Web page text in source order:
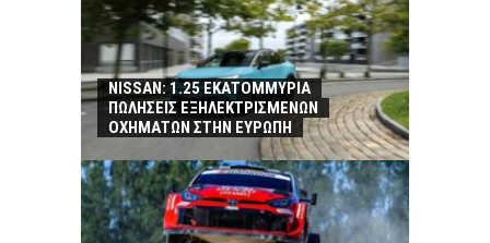
NISSAN: 1.25 ΕΚΑΤΟΜΜΥΡΙΑ
ΠΩΛΗΣΕΙΣ ΕΞΗΛΕΚΤΡΙΣΜΕΝΩΝ
ΟΧΗΜΑΤΩΝ ΣΤΗΝ ΕΥΡΩΠΗ